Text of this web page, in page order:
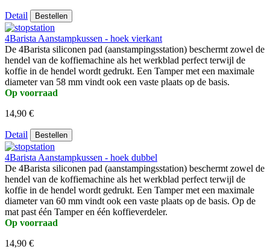
Detail Bestellen
4Barista Aanstampkussen - hoek vierkant
De 4Barista siliconen pad (aanstampingsstation) beschermt zowel de
hendel van de koffiemachine als het werkblad perfect terwijl de
koffie in de hendel wordt gedrukt. Een Tamper met een maximale
diameter van 58 mm vindt ook een vaste plaats op de basis.
Op voorraad
14,90 €
Detail Bestellen
4Barista Aanstampkussen - hoek dubbel
De 4Barista siliconen pad (aanstampingsstation) beschermt zowel de
hendel van de koffiemachine als het werkblad perfect terwijl de
koffie in de hendel wordt gedrukt. Een Tamper met een maximale
diameter van 60 mm vindt ook een vaste plaats op de basis. Op de
mat past één Tamper en één koffieverdeler.
Op voorraad
14,90 €